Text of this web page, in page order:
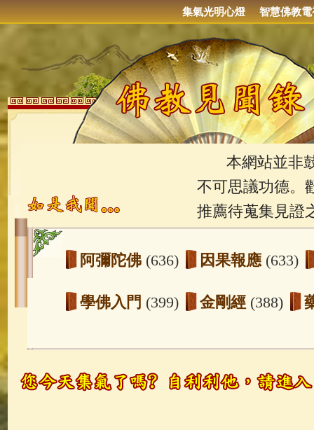
集氣光明心燈 智慧佛教電
本網站並非鼓
不可思議功德。
推薦待蒐集見證
阿彌陀佛 (636) 因果報應 (633)
學佛入門 (399) 金剛經 (388)
玉曆寶鈔(236) 地藏經(225)
觀世音菩薩 (146) 聖救度佛母(